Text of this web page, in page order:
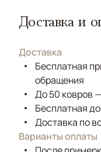
Доставка и
Доставка
Бесплатная
обращения
До 50 ковров
Бесплатная
Доставка по
Варианты оплаты